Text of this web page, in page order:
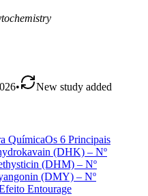
• New study added
QuímicaOs 6 Principais
(DHK) – Nº
(DHM) – Nº
(DMY) – Nº
Entourage